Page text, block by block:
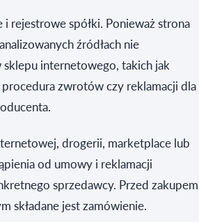
rejestrowe spółki. Ponieważ strona
źródłach nie
internetowego, takich jak
zwrotów czy reklamacji dla
drogerii, marketplace lub
od umowy i reklamacji
sprzedawcy. Przed zakupem
składane jest zamówienie.